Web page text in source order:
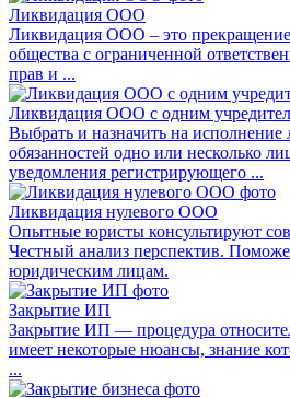
Ликвидация ООО
Ликвидация ООО – это
общества с ограниченной
прав и ...
Ликвидация ООО с одним
Выбрать и назначить на
обязанностей одно или несколько
уведомления регистрирующего ...
Ликвидация нулевого ООО
Опытные юристы консультируют
Честный анализ перспектив.
юридическим лицам.
Закрытие ИП
Закрытие ИП — процедура
имеет некоторые нюансы, знание
...